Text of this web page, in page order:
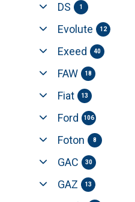
DS 1
Evolute 12
Exeed 40
FAW 18
Fiat 13
Ford 106
Foton 8
GAC 30
GAZ 13